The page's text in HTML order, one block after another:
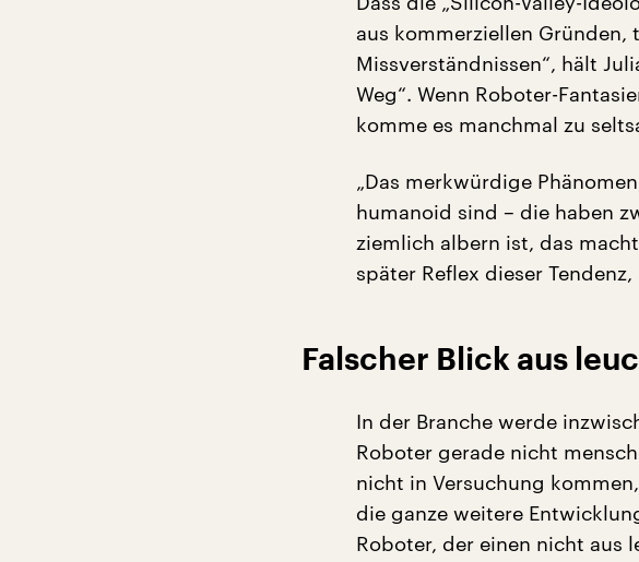
aus kommerziellen Gründen,
Missverständnissen“, hält
Weg“. Wenn Roboter-
komme es manchmal zu
„Das merkwürdige
humanoid sind – die haben
ziemlich albern ist, das
später Reflex dieser
Falscher Blick aus
In der Branche werde
Roboter gerade nicht
nicht in Versuchung
die ganze weitere
Roboter, der einen nicht aus